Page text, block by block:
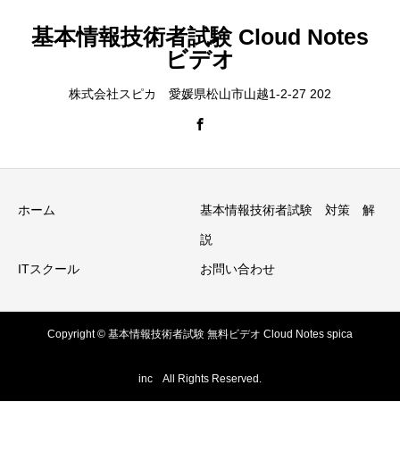
基本情報技術者試験 Cloud Notes
ビデオ
株式会社スピカ 愛媛県松山市山越1-2-27 202
ホーム 基本情報技術者試験 対策 解
説
ITスクール お問い合わせ
Copyright © 基本情報技術者試験 無料ビデオ Cloud Notes spica
inc All Rights Reserved.